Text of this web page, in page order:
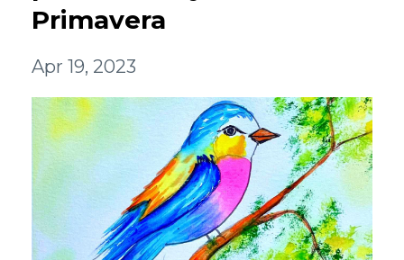
Primavera
Apr 19, 2023